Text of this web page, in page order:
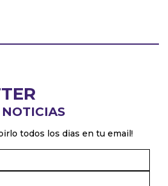
todos los dias en tu email!